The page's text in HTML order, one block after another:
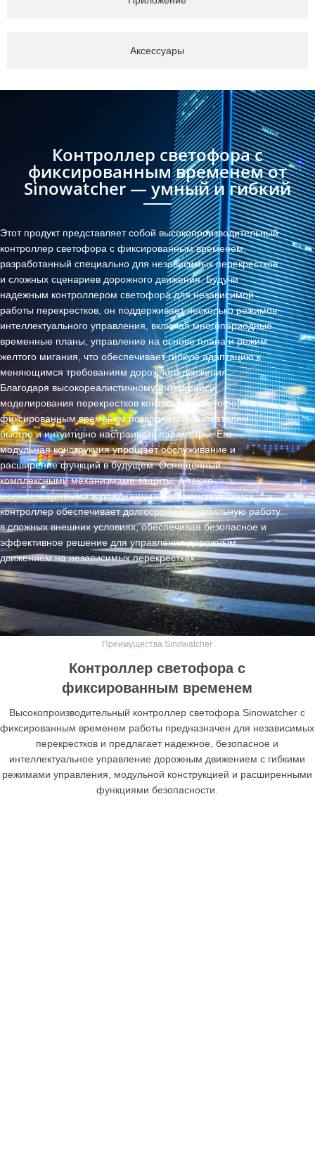
Аксессуары
Контроллер светофора с
фиксированным временем от
Sinowatcher — умный и гибкий
Этот продукт представляет собой высокопроизводительный
контроллер светофора с фиксированным временем,
разработанный специально для независимых перекрестков
и сложных сценариев дорожного движения. Будучи
надежным контроллером светофора для независимой
работы перекрестков, он поддерживает несколько режимов
интеллектуального управления, включая многопериодные
временные планы, управление на основе плана и режим
желтого мигания, что обеспечивает гибкую адаптацию к
меняющимся требованиям дорожного движения.
Благодаря высокореалистичному интерфейсу
моделирования перекрестков контроллер светофора с
фиксированным временем позволяет пользователям
быстро и интуитивно настраивать параметры. Его
модульная конструкция упрощает обслуживание и
расширение функций в будущем. Оснащенный
комплексными механизмами защиты, а также
молниезащитными и дождезащитными конструкциями,
контроллер обеспечивает долгосрочную стабильную работу
в сложных внешних условиях, обеспечивая безопасное и
эффективное решение для управления дорожным
движением на независимых перекрестках.
Преимущества Sinowatcher
Контроллер светофора с
фиксированным временем
Высокопроизводительный контроллер светофора Sinowatcher с
фиксированным временем работы предназначен для независимых
перекрестков и предлагает надежное, безопасное и
интеллектуальное управление дорожным движением с гибкими
режимами управления, модульной конструкцией и расширенными
функциями безопасности.